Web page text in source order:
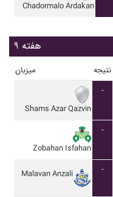
Chadormalo Ardakan
هفته ۹
میزبان نتیجه
Shams Azar Qazvin
-
Zobahan Isfahan
-
Malavan Anzali
-